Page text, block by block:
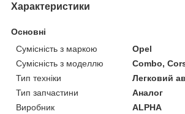
Характеристики
Основні
Сумісність з маркою
Opel
Сумісність з моделлю
Combo,
Тип техніки
Легковий
Тип запчастини
Аналог
Виробник
ALPHA